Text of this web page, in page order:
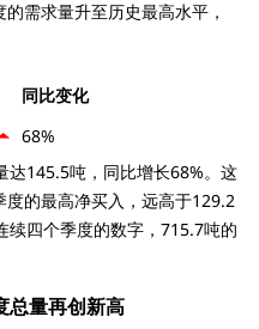
需求量升至历史最高水平，
同比变化
68%
达145.5吨，同比增长68%。这
的最高净买入，远高于129.2
续四个季度的数字，715.7吨的
总量再创新高